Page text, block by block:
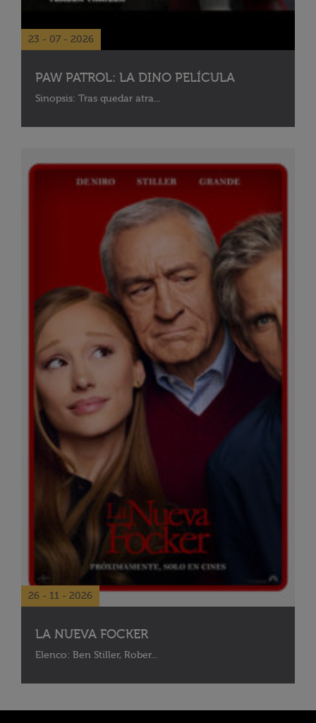
23 - 07 - 2026
PAW PATROL: LA DINO PELÍCULA
Sinopsis: Tras quedar atra...
26 - 11 - 2026
LA NUEVA FOCKER
Elenco: Ben Stiller, Rober...